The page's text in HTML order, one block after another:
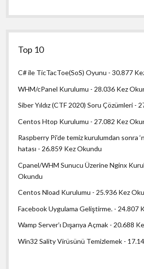
Top 10
C# ile TicTacToe(SoS) Oyunu - 30.877
WHM/cPanel Kurulumu - 28.036 Kez
Siber Yıldız (CTF 2020) Soru Çözümleri -
Centos Htop Kurulumu - 27.082 Kez
Raspberry Pi’de temiz kurulumdan sonra
hatası - 26.859 Kez Okundu
Cpanel/WHM Sunucu Üzerine Nginx
Okundu
Centos Nload Kurulumu - 25.936 Kez
Facebook Uygulama Geliştirme. - 24.807
Wamp Server’ı Dışarıya Açmak - 20.688
Win32 Sality Virüsünü Temizlemek -